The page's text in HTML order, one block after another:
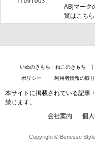
ABJマーク
覧はこち
いぬのきもち・ねこのきもち
ポリシー
利用者情報の取
本サイトに掲載されている記事
禁じます。
会社案内 個
Copyright © Benesse